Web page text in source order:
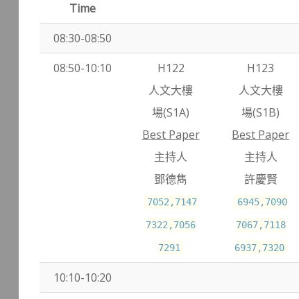
Time
08:30-08:50
08:50-10:10
H122
人文大樓
場(S1A)
Best Paper
主持人
鄧德雋
7052,7147
7322,7056
7291
H123
人文大樓
場(S1B)
Best Paper
主持人
許慶賢
6945,7090
7067,7118
6937,7320
10:10-10:20